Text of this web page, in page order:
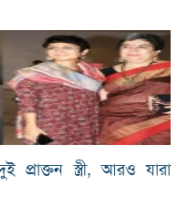
প্রাক্তন স্ত্রী, আরও যারা